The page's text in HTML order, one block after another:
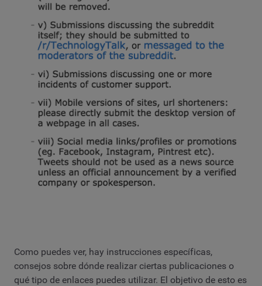
Como puedes ver, hay instrucciones específicas,
consejos sobre dónde realizar ciertas publicaciones o
qué tipo de enlaces puedes utilizar. El objetivo de esto es